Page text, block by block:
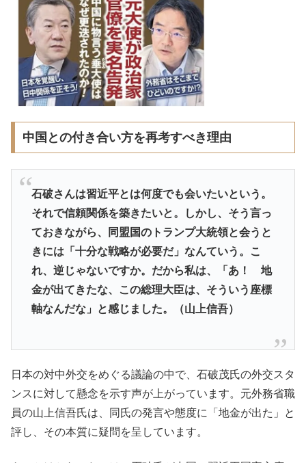
中国との付き合い方を再考すべき理由
石破さんは習近平とは何度でも会いたいという。
それで信頼関係を築きたいと。しかし、そう言っ
ておきながら、同盟国のトランプ大統領と会うと
きには「十分な戦略が必要だ」なんていう。こ
れ、逆じゃないですか。だから私は、「あ！ 地
金が出てきたな、この総理大臣は、そういう座標
軸なんだな」と感じました。（山上信吾）
日本の対中外交をめぐる議論の中で、石破茂氏の外交スタ
ンスに対して懸念を示す声が上がっています。元外務省職
員の山上信吾氏は、同氏の発言や態度に「地金が出た」と
評し、その本質に疑問を呈しています。